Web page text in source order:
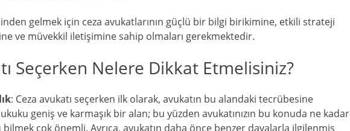
gelmek için ceza avukatlarının güçlü bir bilgi birikimine, etkili strateji
ve müvekkil iletişimine sahip olmaları gerekmektedir.
Seçerken Nelere Dikkat Etmelisiniz?
: Ceza avukatı seçerken ilk olarak, avukatın bu alandaki tecrübesine
geniş ve karmaşık bir alan; bu yüzden avukatınızın bu konuda ne kadar
çok önemli. Ayrıca, avukatın daha önce benzer davalarla ilgilenmiş